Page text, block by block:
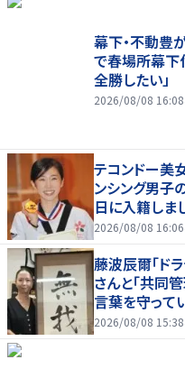
幕下・不動豊
で春場所幕下
全勝したい」
2026/08/08 16:08
テコンドー美
ンシング男子
日に入籍し
リート仲間か
2026/08/08 16:06
藤波辰爾「ドラ
さんと「共同
言葉を守って
2026/08/08 15:38